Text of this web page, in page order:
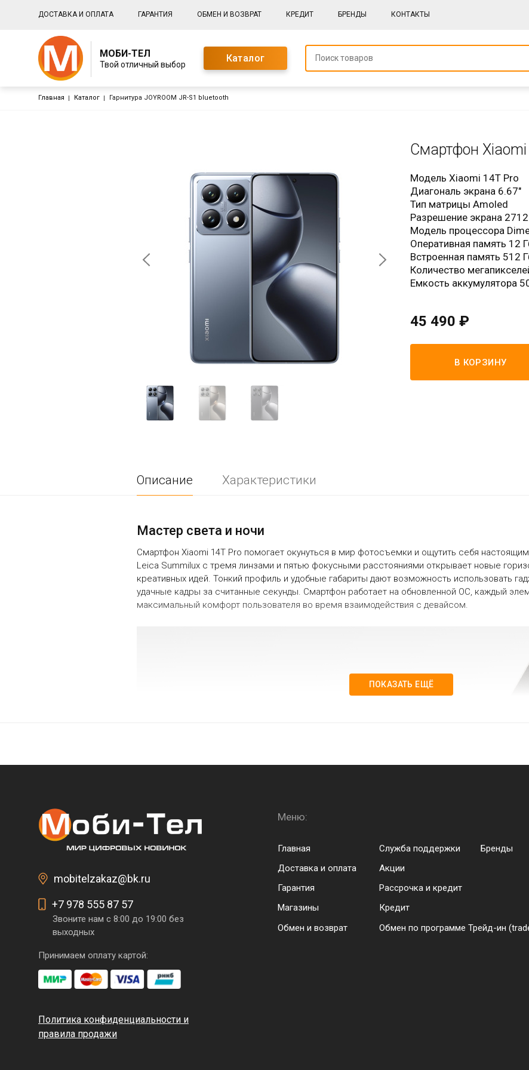
Основная навигация
ДОСТАВКА И ОПЛАТА ГАРАНТИЯ ОБМЕН И ВОЗВРАТ КРЕДИТ БРЕНДЫ КОНТАКТЫ
МОБИ-ТЕЛ
Твой отличный выбор
Каталог
Строка навигации
Главная Каталог Гарнитура JOYROOM JR-S1 bluetooth
Смартфон
Модель Xiaomi 14T Pro
Диагональ экрана 6.67"
Тип матрицы Amoled
Разрешение экрана
Модель процессора
Оперативная память 12
Встроенная память 512
Количество
Емкость аккумулятора
45 490 ₽
В КОРЗИНУ
Описание Характеристики
Мастер света и ночи
Смартфон Xiaomi 14T Pro помогает окунуться в мир фотосъемки и ощутить себя
Leica Summilux с тремя линзами и пятью фокусными расстояниями открывает новые
креативных идей. Тонкий профиль и удобные габариты дают возможность использовать
удачные кадры за считанные секунды. Смартфон работает на обновленной ОС, каждый
максимальный комфорт пользователя во время взаимодействия с девайсом.
Изысканные текстуры
Корпус гаджета имеет шлифованное покрытие, которое демонстрирует отличное
чему телефон не выскальзывает из рук во время активного использования.
она изготовлена из алюминиевого сплава 6М13 для повышения устойчивости во время
профиль девайса дополнен узкими рамками, толщина которых составляет всего 1,9 мм. Это
сбалансированный эффект и гарантирует захватывающие впечатления от просмотра.
ПОКАЗАТЬ ЕЩЁ
mobitelzakaz@bk.ru
+7 978 555 87 57
Звоните нам с 8:00 до 19:00 без
выходных
Принимаем оплату картой:
Политика конфиденциальности и
правила продажи
Меню:
Menu footer
Главная
Доставка и оплата
Гарантия
Магазины
Обмен и возврат
Служба поддержки
Акции
Рассрочка и кредит
Кредит
Обмен по программе Трейд-ин
Бренды